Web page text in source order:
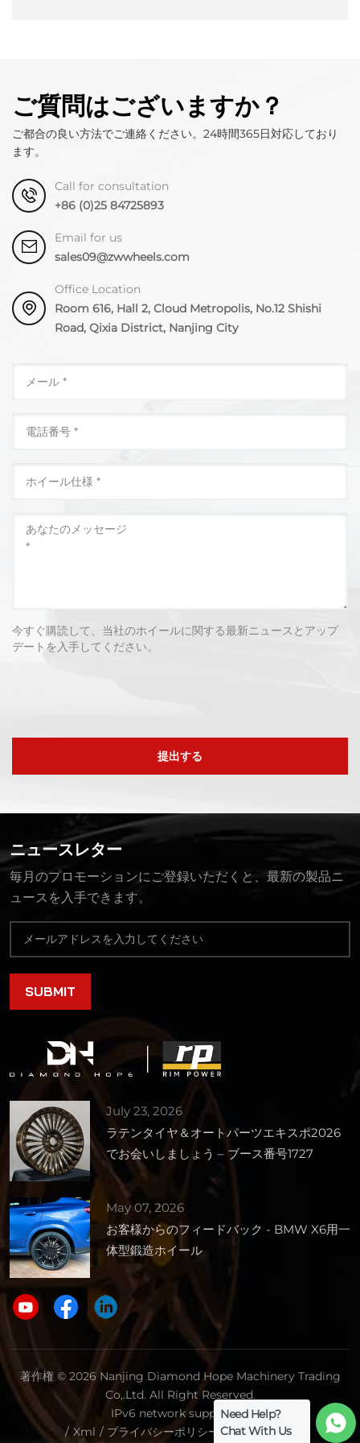
ご質問はございますか？
ご都合の良い方法でご連絡ください。24時間365日対応しており
ます。
Call for consultation
+86 (0)25 84725893
Email for us
sales09@zwwheels.com
Office Location
Room 616, Hall 2, Cloud Metropolis, No.12 Shishi
Road, Qixia District, Nanjing City
今すぐ購読して、当社のホイールに関する最新ニュースとアップ
デートを入手してください。
提出する
ニュースレター
毎月のプロモーションにご登録いただくと、最新の製品ニ
ュースを入手できます。
July 23, 2026
ラテンタイヤ＆オートパーツエキスポ2026
でお会いしましょう – ブース番号1727
May 07, 2026
お客様からのフィードバック - BMW X6用一
体型鍛造ホイール
著作権 © 2026 Nanjing Diamond Hope Machinery Trading
Co,.Ltd. All Right Reserved.
IPv6 network supported.
/ Xml / プライバシーポリシー / サイトマップ
Need Help?
Chat With Us